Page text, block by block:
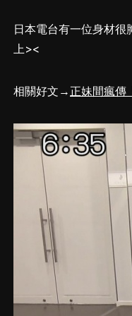
日本電台有一位身材
上><
相關好文→ 正妹間瘋傳